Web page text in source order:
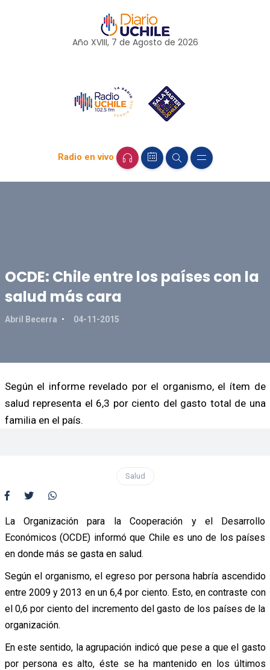
Año XVIII, 7 de Agosto de 2026
Radio en vivo
OCDE: Chile entre los países con la
salud más cara
Abril Becerra 04-11-2015
Según el informe revelado por el organismo, el ítem de
salud representa el 6,3 por ciento del gasto total de una
familia en el país.
Salud
La Organización para la Cooperación y el Desarrollo
Económicos (OCDE) informó que Chile es uno de los países
en donde más se gasta en salud.
Según el organismo, el egreso por persona habría ascendido
entre 2009 y 2013 en un 6,4 por ciento. Esto, en contraste con
el 0,6 por ciento del incremento del gasto de los países de la
organización.
En este sentido, la agrupación indicó que pese a que el gasto
por persona es alto, éste se ha mantenido en los últimos